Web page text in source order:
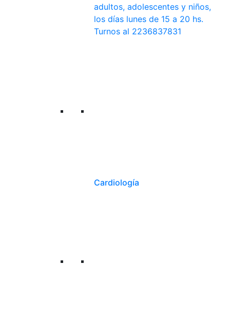
adultos, adolescentes y niños,
los días lunes de 15 a 20 hs.
Turnos al 2236837831
Cardiología